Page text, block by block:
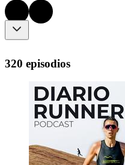
320 episodios